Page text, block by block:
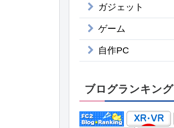
ガジェット
ゲーム
自作PC
ブログランキング